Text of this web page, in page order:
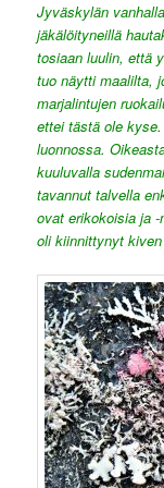
Jyväskylän
jäkälöityneillä
tosiaan luulin, että
tuo näytti maalilta,
marjalintujen
ettei tästä ole
luonnossa.
kuuluvalla
tavannut talvella
ovat erikokoisia ja
oli kiinnittynyt